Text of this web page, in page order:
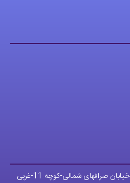
صرافهای شمالی-کوچه 11-غربی